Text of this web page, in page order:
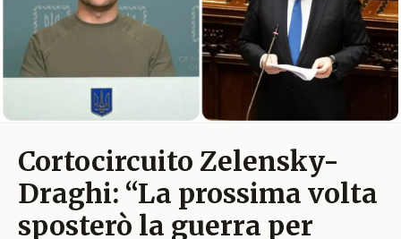
Cortocircuito Zelensky-
Draghi: “La prossima volta
sposterò la guerra per